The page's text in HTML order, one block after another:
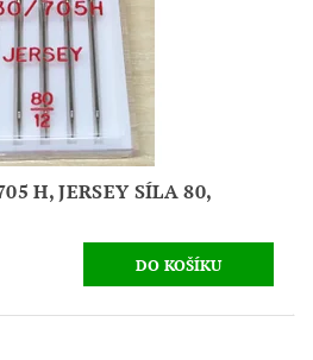
H, JERSEY SÍLA 80,